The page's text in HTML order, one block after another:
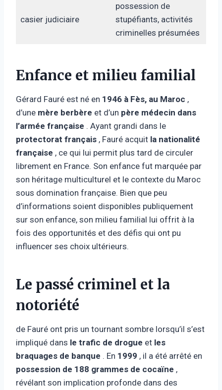
casier judiciaire
possession de
stupéfiants, activités
criminelles présumées
Enfance et milieu familial
Gérard Fauré est né en 1946 à Fès, au Maroc ,
d’une mère berbère et d’un père médecin dans
l’armée française . Ayant grandi dans le
protectorat français , Fauré acquit la nationalité
française , ce qui lui permit plus tard de circuler
librement en France. Son enfance fut marquée par
son héritage multiculturel et le contexte du Maroc
sous domination française. Bien que peu
d’informations soient disponibles publiquement
sur son enfance, son milieu familial lui offrit à la
fois des opportunités et des défis qui ont pu
influencer ses choix ultérieurs.
Le passé criminel et la
notoriété
de Fauré ont pris un tournant sombre lorsqu’il s’est
impliqué dans le trafic de drogue et les
braquages ​​de banque . En 1999 , il a été arrêté en
possession de 188 grammes de cocaïne ,
révélant son implication profonde dans des